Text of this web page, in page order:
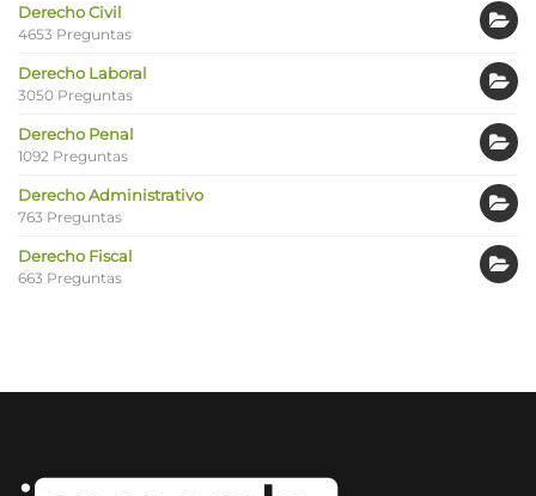
Derecho Civil
4653 Preguntas
Derecho Laboral
3050 Preguntas
Derecho Penal
1092 Preguntas
Derecho Administrativo
763 Preguntas
Derecho Fiscal
663 Preguntas